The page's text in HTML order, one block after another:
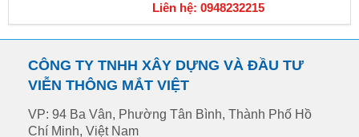
Liên hệ: 0948232215
CÔNG TY TNHH XÂY DỰNG VÀ ĐẦU TƯ
VIỄN THÔNG MẮT VIỆT
VP: 94 Ba Vân, Phường Tân Bình, Thành Phố Hồ
Chí Minh, Việt Nam